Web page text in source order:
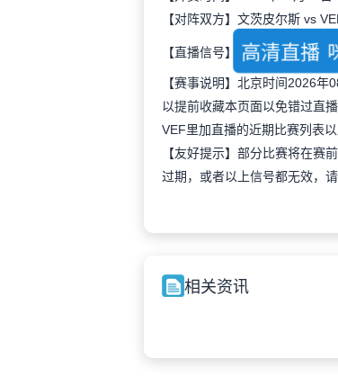
【对阵双方】文茨皮尔斯 vs
【直播信号】 高清直播
【赛事说明】北京时间2026
以提前收藏本页面以免错过直
VEF里加直播的近期比赛列表
【友好提示】部分比赛将在赛
过期，或者以上信号都无效，
相关资讯